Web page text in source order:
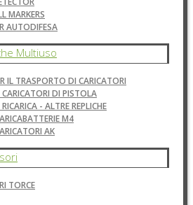
MARKERS
AUTODIFESA
Multiuso
IL TRASPORTO DI CARICATORI
CARICATORI DI PISTOLA
- ALTRE REPLICHE
M4
AK
TORCE